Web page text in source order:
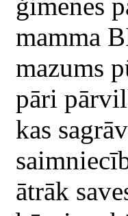
mamma
mazums
pāri
kas
ātrāk